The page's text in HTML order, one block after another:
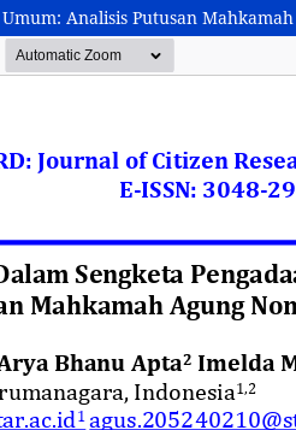
Analisis Putusan